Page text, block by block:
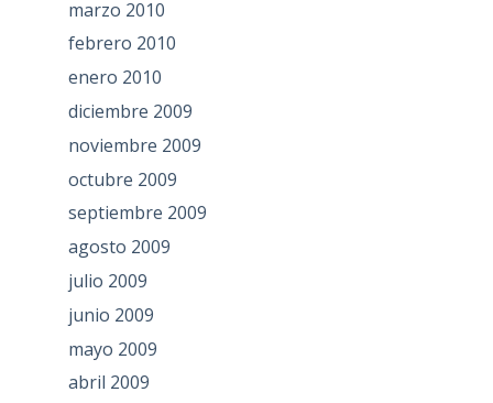
marzo 2010
febrero 2010
enero 2010
diciembre 2009
noviembre 2009
octubre 2009
septiembre 2009
agosto 2009
julio 2009
junio 2009
mayo 2009
abril 2009